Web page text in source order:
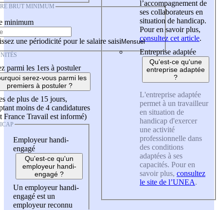
BRUT MINIMUM
minimum
une périodicité pour le salaire saisi
parmi les 1ers à postuler
serez-vous parmi les
premiers à postuler ?
de plus de 15 jours,
moins de 4 candidatures
France Travail est informé)
Employeur handi-
engagé
Qu'est-ce qu'un
employeur handi-
engagé ?
Un employeur handi-
engagé est un
employeur reconnu
l’accompagnement de
ses collaborateurs en
situation de handicap.
Pour en savoir plus,
consultez cet article.
Entreprise adaptée
Qu'est-ce qu'une
entreprise adaptée
?
L'entreprise adaptée
permet à un travailleur
en situation de
handicap d'exercer
une activité
professionnelle dans
des conditions
adaptées à ses
capacités. Pour en
savoir plus, consultez
le site de l’UNEA.